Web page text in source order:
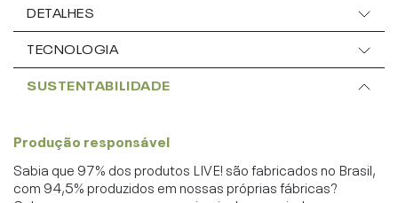
DETALHES
TECNOLOGIA
SUSTENTABILIDADE
Produção responsável
Sabia que 97% dos produtos LIVE! são fabricados no Brasil,
com 94,5% produzidos em nossas próprias fábricas?